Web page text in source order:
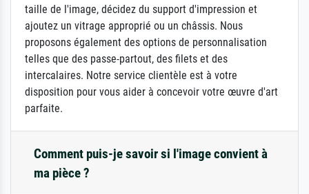
taille de l'image, décidez du support d'impression et
ajoutez un vitrage approprié ou un châssis. Nous
proposons également des options de personnalisation
telles que des passe-partout, des filets et des
intercalaires. Notre service clientèle est à votre
disposition pour vous aider à concevoir votre œuvre d'art
parfaite.
Comment puis-je savoir si l'image convient à
ma pièce ?